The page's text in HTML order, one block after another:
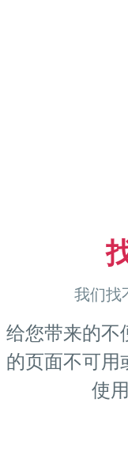
我们找
给您带来的不
的页面不可用
使